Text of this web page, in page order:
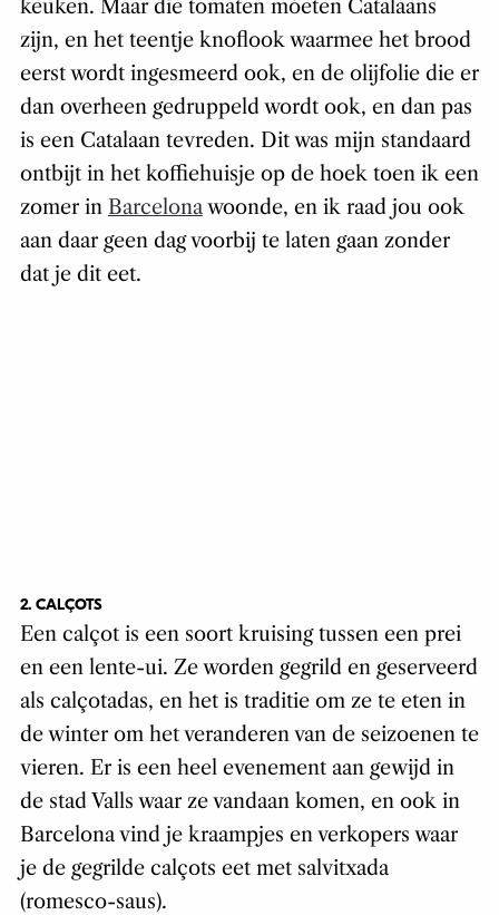
keuken. Maar die tomaten móeten Catalaans
zijn, en het teentje knoflook waarmee het brood
eerst wordt ingesmeerd ook, en de olijfolie die er
dan overheen gedruppeld wordt ook, en dan pas
is een Catalaan tevreden. Dit was mijn standaard
ontbijt in het koffiehuisje op de hoek toen ik een
zomer in Barcelonawoonde, en ik raad jou ook
aan daar geen dag voorbij te laten gaan zonder
dat je dit eet.
2. CALÇOTS
Een calçot is een soort kruising tussen een prei
en een lente-ui. Ze worden gegrild en geserveerd
als calçotadas, en het is traditie om ze te eten in
de winter om het veranderen van de seizoenen te
vieren. Er is een heel evenement aan gewijd in
de stad Valls waar ze vandaan komen, en ook in
Barcelona vind je kraampjes en verkopers waar
je de gegrilde calçots eet met salvitxada
(romesco-saus).